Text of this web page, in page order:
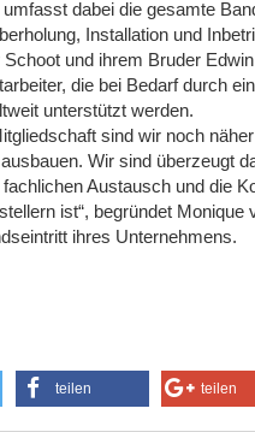
dabei die gesamte
Installation und
und ihrem Bruder
die bei Bedarf durch
unterstützt werden.
sind wir noch
Wir sind überzeugt
Austausch und die
ist“, begründet
ihres Unternehmens.
teilen teilen